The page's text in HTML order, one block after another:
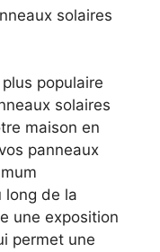
solaires
⁤populaire
⁣solaires
maison en
panneaux
long de ‍la
⁢une exposition
permet​ une